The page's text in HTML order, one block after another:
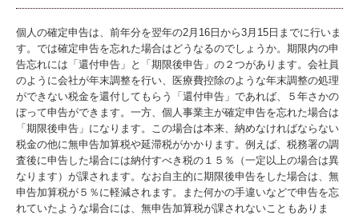
個人の確定申告は、前年分を翌年の2月16日から3月15日までに行いま
す。では確定申告を忘れた場合はどうなるのでしょうか。期限内の申
告忘れには「還付申告」と「期限後申告」の２つがあります。会社員
のように会社が年末調整を行い、医療費控除のような年末調整の処理
ができない税金を還付してもらう「還付申告」であれば、５年さかの
ぼって申告ができます。一方、個人事業主が確定申告を忘れた場合は
「期限後申告」になります。この場合は本来、納めなければならない
税金の他に無申告加算税や延滞税がかかります。例えば、税務署の調
査後に申告した場合には納付すべき税の１５％（一定以上の場合は異
なります）が課されます。なお自主的に期限後申告をした場合は、無
申告加算税が５％に軽減されます。また何かの手違いなどで申告を忘
れていたような場合には、無申告加算税が課されないこともありま